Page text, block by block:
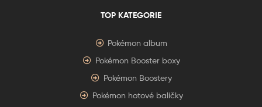
TOP KATEGORIE
Pokémon album
Pokémon Booster boxy
Pokémon Boostery
Pokémon hotové balíčky